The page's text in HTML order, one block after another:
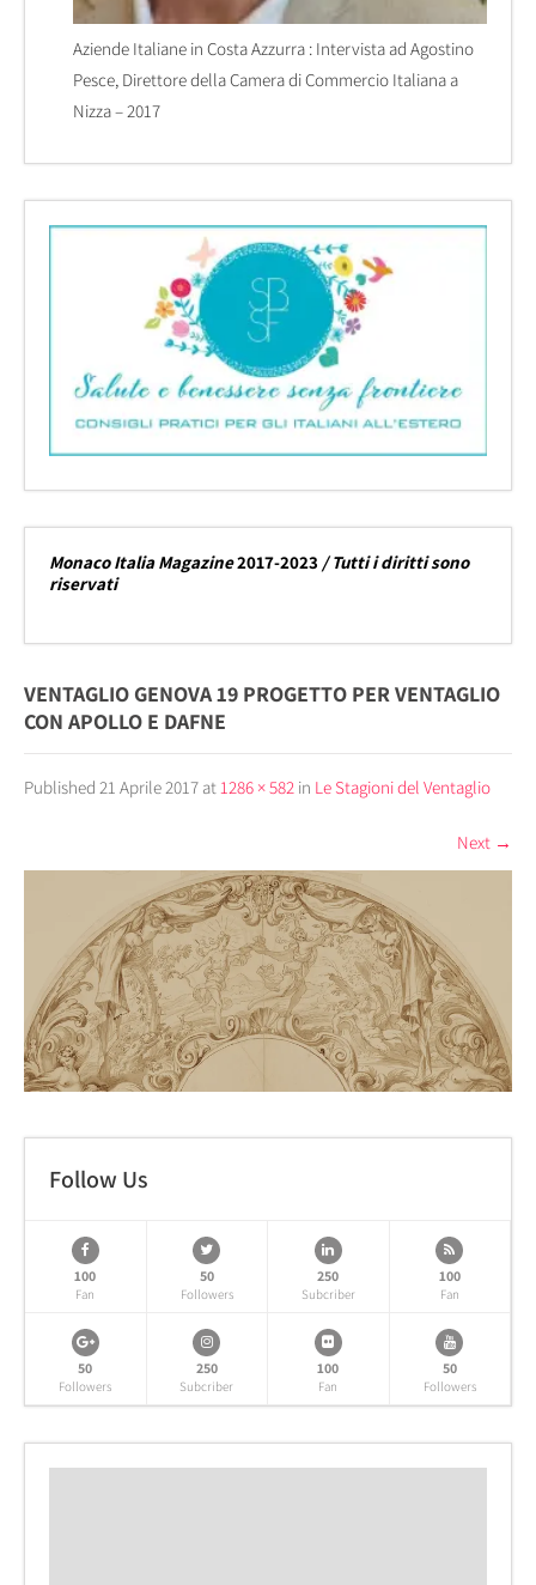
Aziende Italiane in Costa Azzurra : Intervista ad Agostino
Pesce, Direttore della Camera di Commercio Italiana a
Nizza – 2017
Monaco Italia Magazine2017-2023 / Tutti i diritti sono
riservati
VENTAGLIO GENOVA 19 PROGETTO PER VENTAGLIO
CON APOLLO E DAFNE
Published 21 Aprile 2017 at1286 × 582 in Le Stagioni del Ventaglio
Next →
Follow Us
100
Fan
50
Followers
250
Subcriber
100
Fan
50
Followers
250
Subcriber
100
Fan
50
Followers